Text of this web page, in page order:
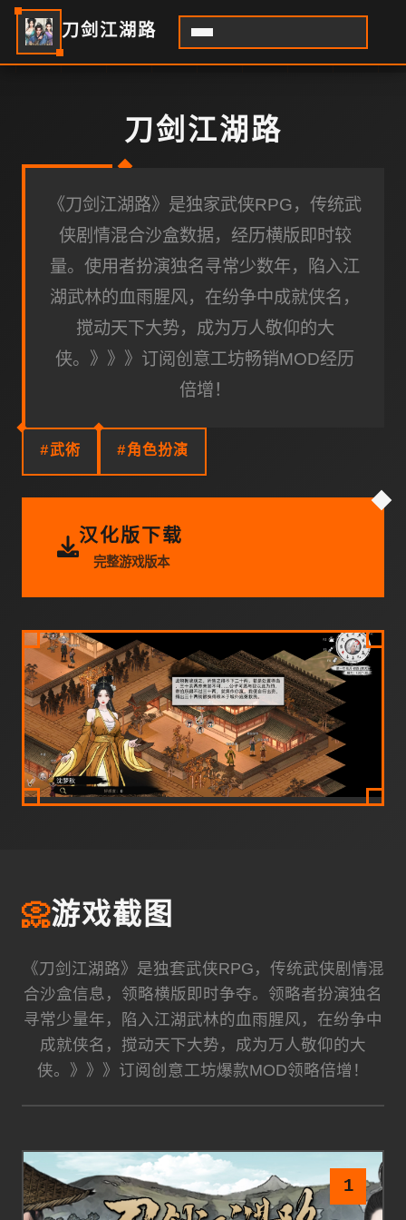
刀剑江湖路
刀剑江湖路
《刀剑江湖路》是独家武侠RPG，传统武
侠剧情混合沙盒数据，经历横版即时较
量。使用者扮演独名寻常少数年，陷入江
湖武林的血雨腥风，在纷争中成就侠名，
搅动天下大势，成为万人敬仰的大
侠。》》》订阅创意工坊畅销MOD经历
倍增！
#武術 #角色扮演
汉化版下载
完整游戏版本
📀游戏截图
《刀剑江湖路》是独套武侠RPG，传统武侠剧情混
合沙盒信息，领略横版即时争夺。领略者扮演独名
寻常少量年，陷入江湖武林的血雨腥风，在纷争中
成就侠名，搅动天下大势，成为万人敬仰的大
侠。》》》订阅创意工坊爆款MOD领略倍增！
1